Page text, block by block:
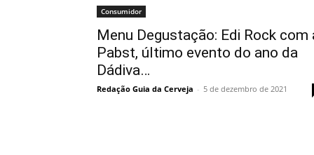
Consumidor
Menu Degustação: Edi Rock com
Pabst, último evento do ano da
Dádiva…
Redação Guia da Cerveja - 5 de dezembro de 2021